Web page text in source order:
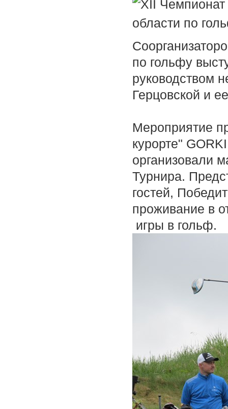
по гольфу
руководством
Герцовской и
Мероприятие
курорте"
организовали
Турнира.
гостей,
проживание в
игры в гольф.